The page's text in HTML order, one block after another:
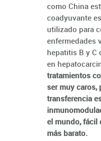
como China
coadyuvante
utilizado para
enfermedades
hepatitis B y C
en
tratamientos
ser muy caros,
transferencia
el mundo, fácil
más barato.